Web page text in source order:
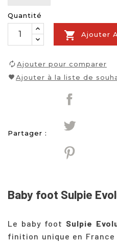
Quantité
 Ajouter
Ajouter pour comparer
Ajouter à la liste de
Partager :
Baby foot Sulpie
Le baby foot Sulpie
finition unique en